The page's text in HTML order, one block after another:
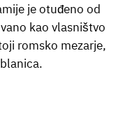
je otuđeno od
kao vlasništvo
romsko mezarje,